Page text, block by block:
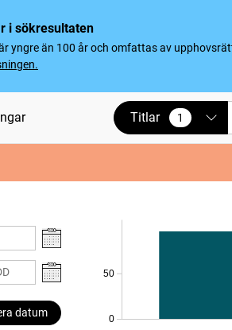
i sökresultaten
yngre än 100 år och omfattas av
Titlar 1
vald
datum
0
50